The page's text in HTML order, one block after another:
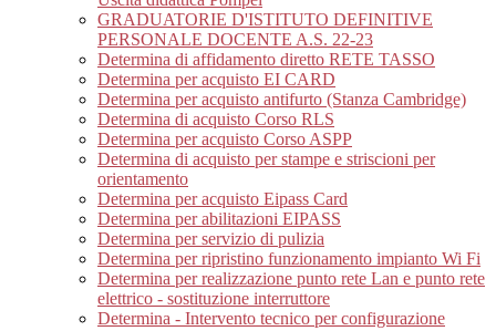
GRADUATORIE D'ISTITUTO DEFINITIVE
PERSONALE DOCENTE A.S. 22-23
Determina di affidamento diretto RETE TASSO
Determina per acquisto EI CARD
Determina per acquisto antifurto (Stanza Cambridge)
Determina di acquisto Corso RLS
Determina per acquisto Corso ASPP
Determina di acquisto per stampe e striscioni per
orientamento
Determina per acquisto Eipass Card
Determina per abilitazioni EIPASS
Determina per servizio di pulizia
Determina per ripristino funzionamento impianto Wi Fi
Determina per realizzazione punto rete Lan e punto rete
elettrico - sostituzione interruttore
Determina - Intervento tecnico per configurazione